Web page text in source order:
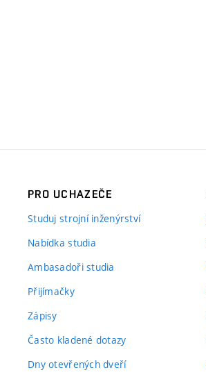
PRO UCHAZEČE
Studuj strojní inženýrství
Nabídka studia
Ambasadoři studia
Přijímačky
Zápisy
Často kladené dotazy
Dny otevřených dveří